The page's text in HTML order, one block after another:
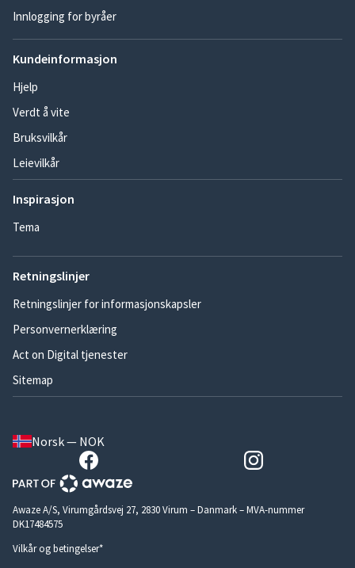
Innlogging for byråer
Kundeinformasjon
Hjelp
Verdt å vite
Bruksvilkår
Leievilkår
Inspirasjon
Tema
Retningslinjer
Retningslinjer for informasjonskapsler
Personvernerklæring
Act on Digital tjenester
Sitemap
Norsk — NOK
Awaze A/S, Virumgårdsvej 27, 2830 Virum – Danmark – MVA-nummer
DK17484575
Vilkår og betingelser*